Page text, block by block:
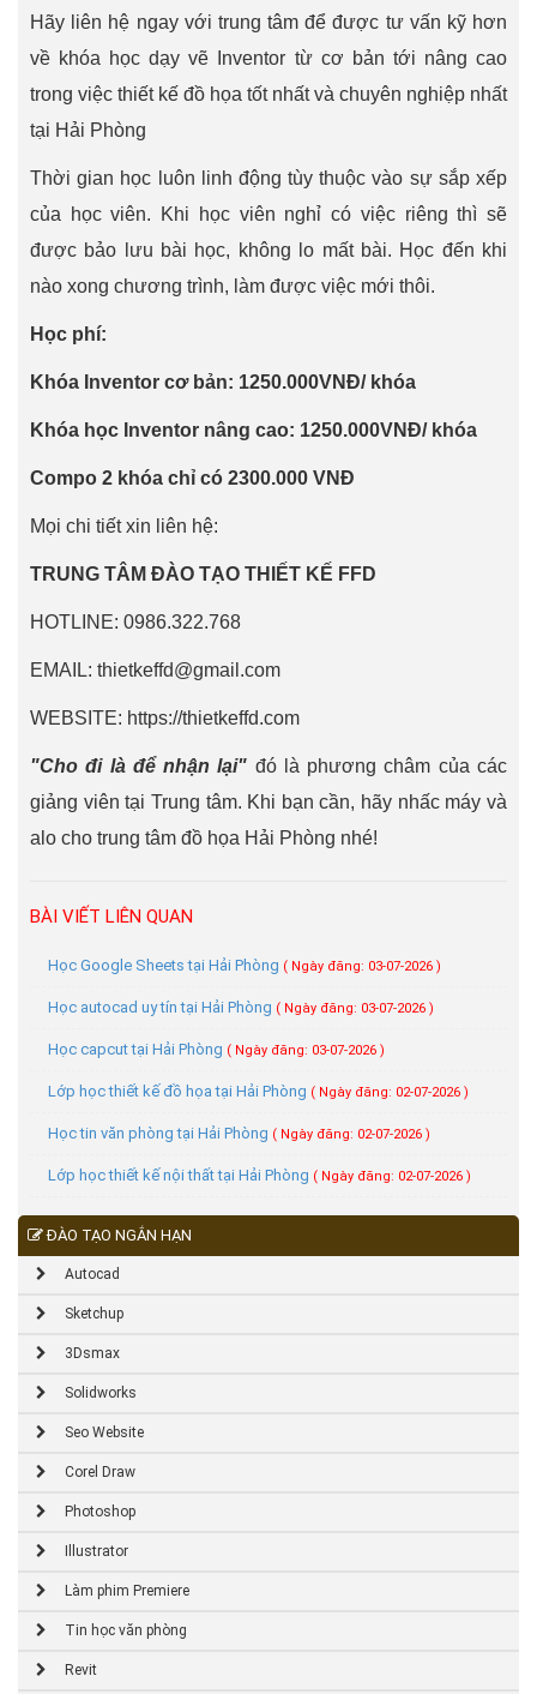
Hãy liên hệ ngay với trung tâm để được tư vấn kỹ hơn
về khóa học dạy vẽ Inventor từ cơ bản tới nâng cao
trong việc thiết kế đồ họa tốt nhất và chuyên nghiệp nhất
tại Hải Phòng
Thời gian học luôn linh động tùy thuộc vào sự sắp xếp
của học viên. Khi học viên nghỉ có việc riêng thì sẽ
được bảo lưu bài học, không lo mất bài. Học đến khi
nào xong chương trình, làm được việc mới thôi.
Học phí:
Khóa Inventor cơ bản: 1250.000VNĐ/ khóa
Khóa học Inventor nâng cao: 1250.000VNĐ/ khóa
Compo 2 khóa chỉ có 2300.000 VNĐ
Mọi chi tiết xin liên hệ:
TRUNG TÂM ĐÀO TẠO THIẾT KẾ FFD
HOTLINE: 0986.322.768
EMAIL: thietkeffd@gmail.com
WEBSITE: https://thietkeffd.com
"Cho đi là để nhận lại" đó là phương châm của các
giảng viên tại Trung tâm. Khi bạn cần, hãy nhấc máy và
alo cho trung tâm đồ họa Hải Phòng nhé!
BÀI VIẾT LIÊN QUAN
Học Google Sheets tại Hải Phòng ( Ngày đăng: 03-07-2026 )
Học autocad uy tín tại Hải Phòng ( Ngày đăng: 03-07-2026 )
Học capcut tại Hải Phòng ( Ngày đăng: 03-07-2026 )
Lớp học thiết kế đồ họa tại Hải Phòng ( Ngày đăng: 02-07-2026 )
Học tin văn phòng tại Hải Phòng ( Ngày đăng: 02-07-2026 )
Lớp học thiết kế nội thất tại Hải Phòng ( Ngày đăng: 02-07-2026 )
ĐÀO TẠO NGẮN HẠN
Autocad
Sketchup
3Dsmax
Solidworks
Seo Website
Corel Draw
Photoshop
Illustrator
Làm phim Premiere
Tin học văn phòng
Revit